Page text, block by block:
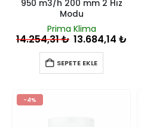
950 m3/h 200 mm 2 Hız
Modu
Prima Klima
14.254,31₺ 13.684,14 ₺
SEPETE EKLE
-4%